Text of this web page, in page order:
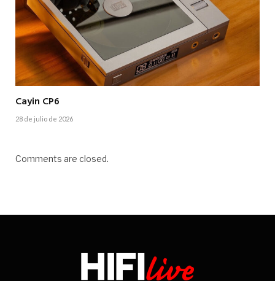
Cayin CP6
28 de julio de 2026
Comments are closed.